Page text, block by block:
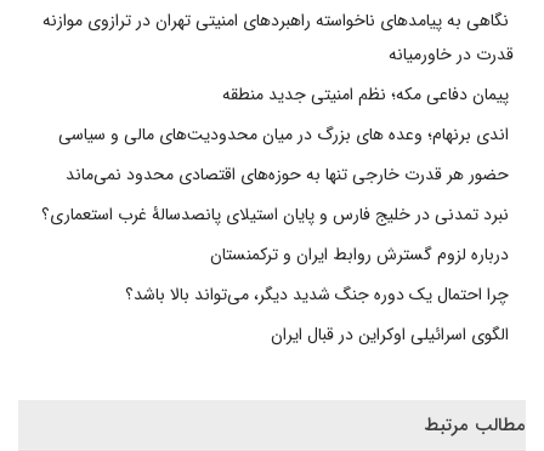
نگاهی به پیامدهای ناخواسته راهبردهای امنیتی تهران در ترازوی موازنه
قدرت در خاورمیانه
پیمان دفاعی مکه؛ نظم امنیتی جدید منطقه
اندی برنهام؛ وعده های بزرگ در میان محدودیت‌های مالی و سیاسی
حضور هر قدرت خارجی تنها به حوزه‌های اقتصادی محدود نمی‌ماند
نبرد تمدنی در خلیج فارس و پایان استیلای پانصدسالۀ غرب استعماری؟
درباره لزوم گسترش روابط ایران و ترکمنستان
چرا احتمال یک دوره جنگ شدید دیگر، می‌تواند بالا باشد؟
الگوی اسرائیلی اوکراین در قبال ایران
مطالب مرتبط